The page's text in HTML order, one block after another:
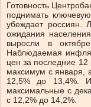
Готовность
поднимать
убеждает россиян.
ожидания
выросли в
Наблюдаемая
цен за последние
максимум с января,
12,5% до 13,4%.
максимальные с
с 12,2% до 14,2%.